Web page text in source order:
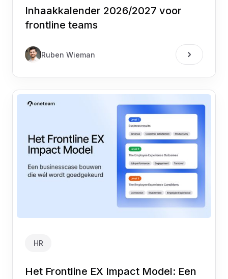
Inhaakkalender 2026/2027 voor
frontline teams
Ruben Wieman
HR
Het Frontline EX Impact Model: Een